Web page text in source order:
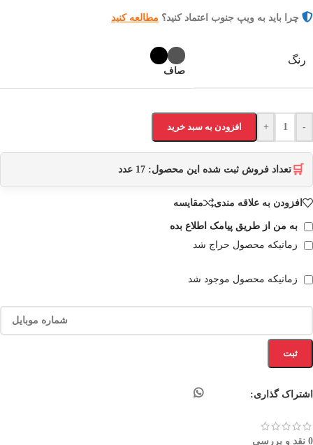
چرا باید به ویپ جنوب اعتماد کنید؟ مطالعه کنید
رنگ
صاف
-
+ افزودن به سبد خرید
🛒 تعداد فروش ثبت شده این محصول: 17 عدد
افزودن به علاقه مندی مقایسه
به من از طریق پیامک اطلاع بده
زمانیکه محصول حراج شد
زمانیکه محصول موجود شد
ثبت
اشتراک گذاری:
0 نقد و بررسی